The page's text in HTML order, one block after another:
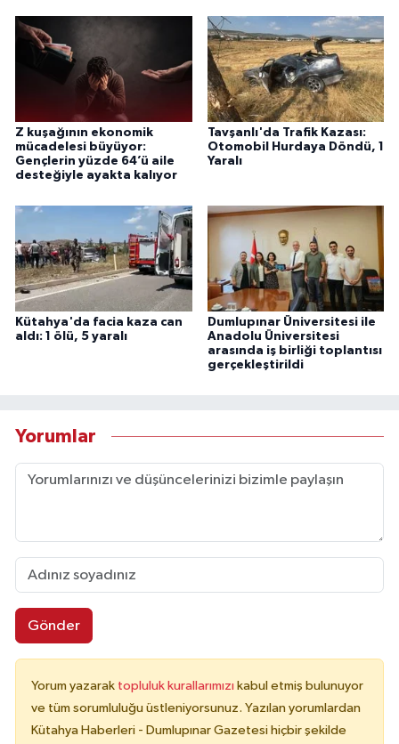
Z kuşağının ekonomik
mücadelesi büyüyor:
Gençlerin yüzde 64’ü aile
desteğiyle ayakta kalıyor
Tavşanlı'da Trafik Kazası:
Otomobil Hurdaya Döndü, 1
Yaralı
Kütahya'da facia kaza can
aldı: 1 ölü, 5 yaralı
Dumlupınar Üniversitesi ile
Anadolu Üniversitesi
arasında iş birliği toplantısı
gerçekleştirildi
Yorumlar
Gönder
Yorum yazarak topluluk kurallarımızı kabul etmiş bulunuyor
ve tüm sorumluluğu üstleniyorsunuz. Yazılan yorumlardan
Kütahya Haberleri - Dumlupınar Gazetesi hiçbir şekilde